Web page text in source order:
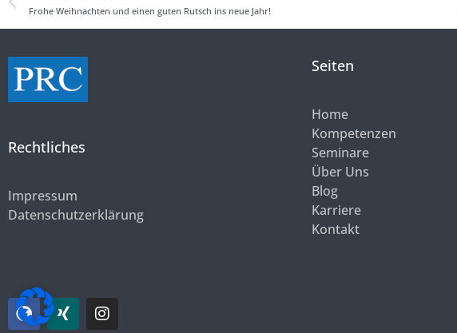
Frohe Weihnachten und einen guten Rutsch ins neue Jahr!
Rechtliches
Impressum
Datenschutzerklärung
Seiten
Home
Kompetenzen
Seminare
Über Uns
Blog
Karriere
Kontakt